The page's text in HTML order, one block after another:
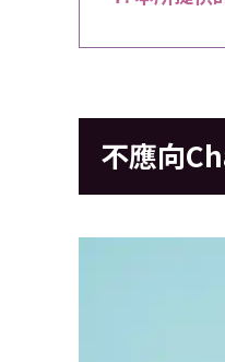
不應向